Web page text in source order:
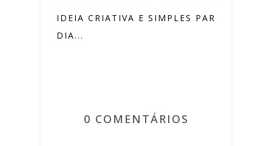
IDEIA CRIATIVA E SIMPLES PARA O
DIA...
0 COMENTÁRIOS